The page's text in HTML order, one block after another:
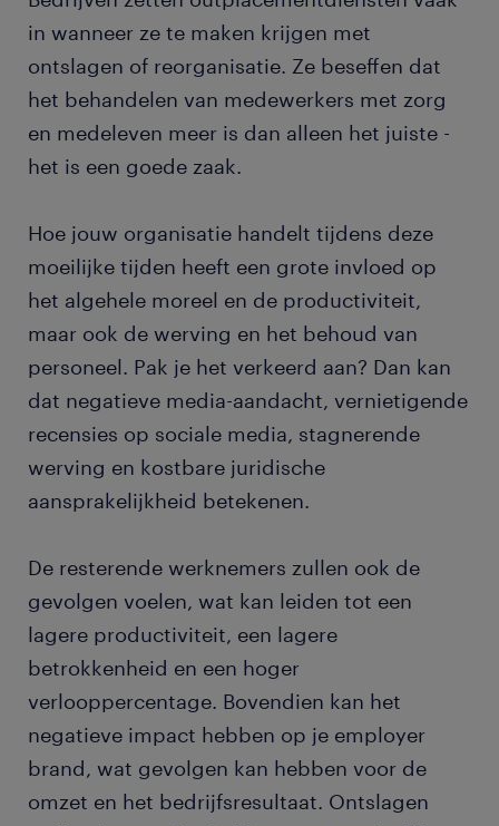
in wanneer ze te maken krijgen met
ontslagen of reorganisatie. Ze beseffen dat
het behandelen van medewerkers met zorg
en medeleven meer is dan alleen het juiste -
het is een goede zaak.
Hoe jouw organisatie handelt tijdens deze
moeilijke tijden heeft een grote invloed op
het algehele moreel en de productiviteit,
maar ook de werving en het behoud van
personeel. Pak je het verkeerd aan? Dan kan
dat negatieve media-aandacht, vernietigende
recensies op sociale media, stagnerende
werving en kostbare juridische
aansprakelijkheid betekenen.
De resterende werknemers zullen ook de
gevolgen voelen, wat kan leiden tot een
lagere productiviteit, een lagere
betrokkenheid en een hoger
verlooppercentage. Bovendien kan het
negatieve impact hebben op je employer
brand, wat gevolgen kan hebben voor de
omzet en het bedrijfsresultaat. Ontslagen